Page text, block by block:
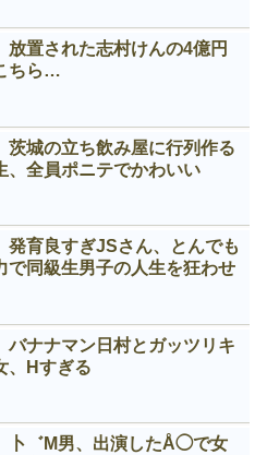
放置された志村けんの4億円
ちら…
茨城の立ち飲み屋に行列作る
、全員ポニテでかわいい
発育良すぎJSさん、とんでも
で同級生男子の人生を狂わせ
バナナマン日村とガッツリキ
、Нすぎる
卜゛M男、出演したÅ◯で女